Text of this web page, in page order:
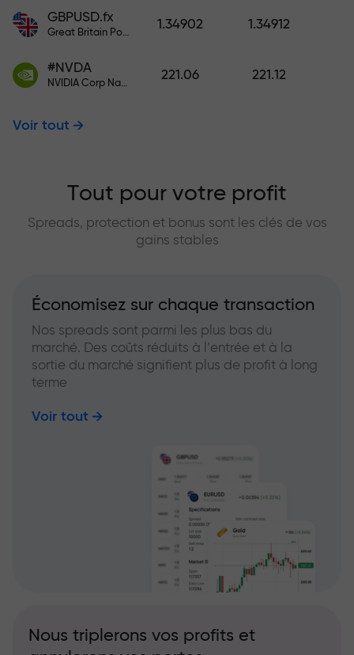
GBPUSD.fx
Great Britain Pound vs US Dollar
1.34902 1.34912
#NVDA
NVIDIA Corp Nasdaq Stock Exchange (Nasdaq) USD
221.06 221.12
Voir tout
Tout pour votre profit
Spreads, protection et bonus sont les clés de vos
gains stables
Économisez sur chaque transaction
Nos spreads sont parmi les plus bas du
marché. Des coûts réduits à l’entrée et à la
sortie du marché signifient plus de profit à long
terme
Voir tout
Nous triplerons vos profits et